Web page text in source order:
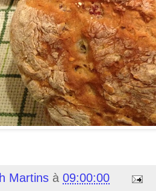
Martins à 09:00:00